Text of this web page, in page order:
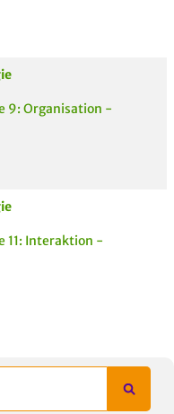
9: Organisation -
11: Interaktion -